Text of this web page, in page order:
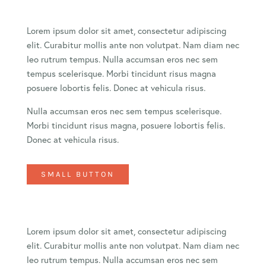
Lorem ipsum dolor sit amet, consectetur adipiscing
elit. Curabitur mollis ante non volutpat. Nam diam nec
leo rutrum tempus. Nulla accumsan eros nec sem
tempus scelerisque. Morbi tincidunt risus magna
posuere lobortis felis. Donec at vehicula risus.
Nulla accumsan eros nec sem tempus scelerisque.
Morbi tincidunt risus magna, posuere lobortis felis.
Donec at vehicula risus.
SMALL BUTTON
Lorem ipsum dolor sit amet, consectetur adipiscing
elit. Curabitur mollis ante non volutpat. Nam diam nec
leo rutrum tempus. Nulla accumsan eros nec sem